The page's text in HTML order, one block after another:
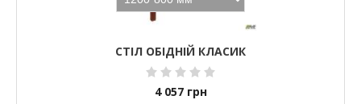
СТІЛ ОБІДНІЙ КЛАСИК
4 057 грн